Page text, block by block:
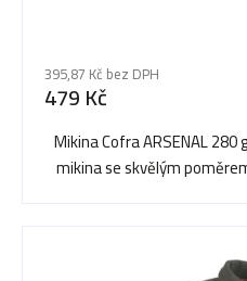
395,87 Kč bez DPH
479 Kč
Mikina Cofra ARSENAL
mikina se skvělým